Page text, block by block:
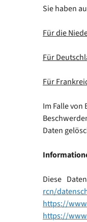
Sie haben
Für die
Für
Für
Im Falle
Daten
Diese
rcn/
https://
https://